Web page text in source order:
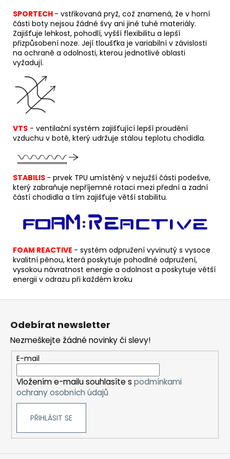
SPORTECH - vstřikovaná pryž, což znamená, že v horní
části boty nejsou žádné švy ani jiné tuhé materiály.
Zajišťuje lehkost, pohodlí, vyšší flexibilitu a lepší
přizpůsobení noze. Její tloušťka je variabilní v závislosti
na ochraně a odolnosti, kterou jednotlivé oblasti
vyžadují.
VTS - ventilační systém zajišťující lepší proudění
vzduchu v botě, který udržuje stálou teplotu chodidla.
STABILIS - prvek TPU umístěný v nejužší části podešve,
který zabraňuje nepříjemné rotaci mezi přední a zadní
částí chodidla a tím zajišťuje větší stabilitu.
FOAM REACTIVE - systém odpružení vyvinutý s vysoce
kvalitní pěnou, která poskytuje pohodlné odpružení,
vysokou návratnost energie a odolnost a poskytuje větší
energii v odrazu při každém kroku
Z
Odebírat newsletter
Nezmeškejte žádné novinky či slevy!
E-mail
Vložením e-mailu souhlasíte s podmínkami
ochrany osobních údajů
PŘIHLÁSIT SE